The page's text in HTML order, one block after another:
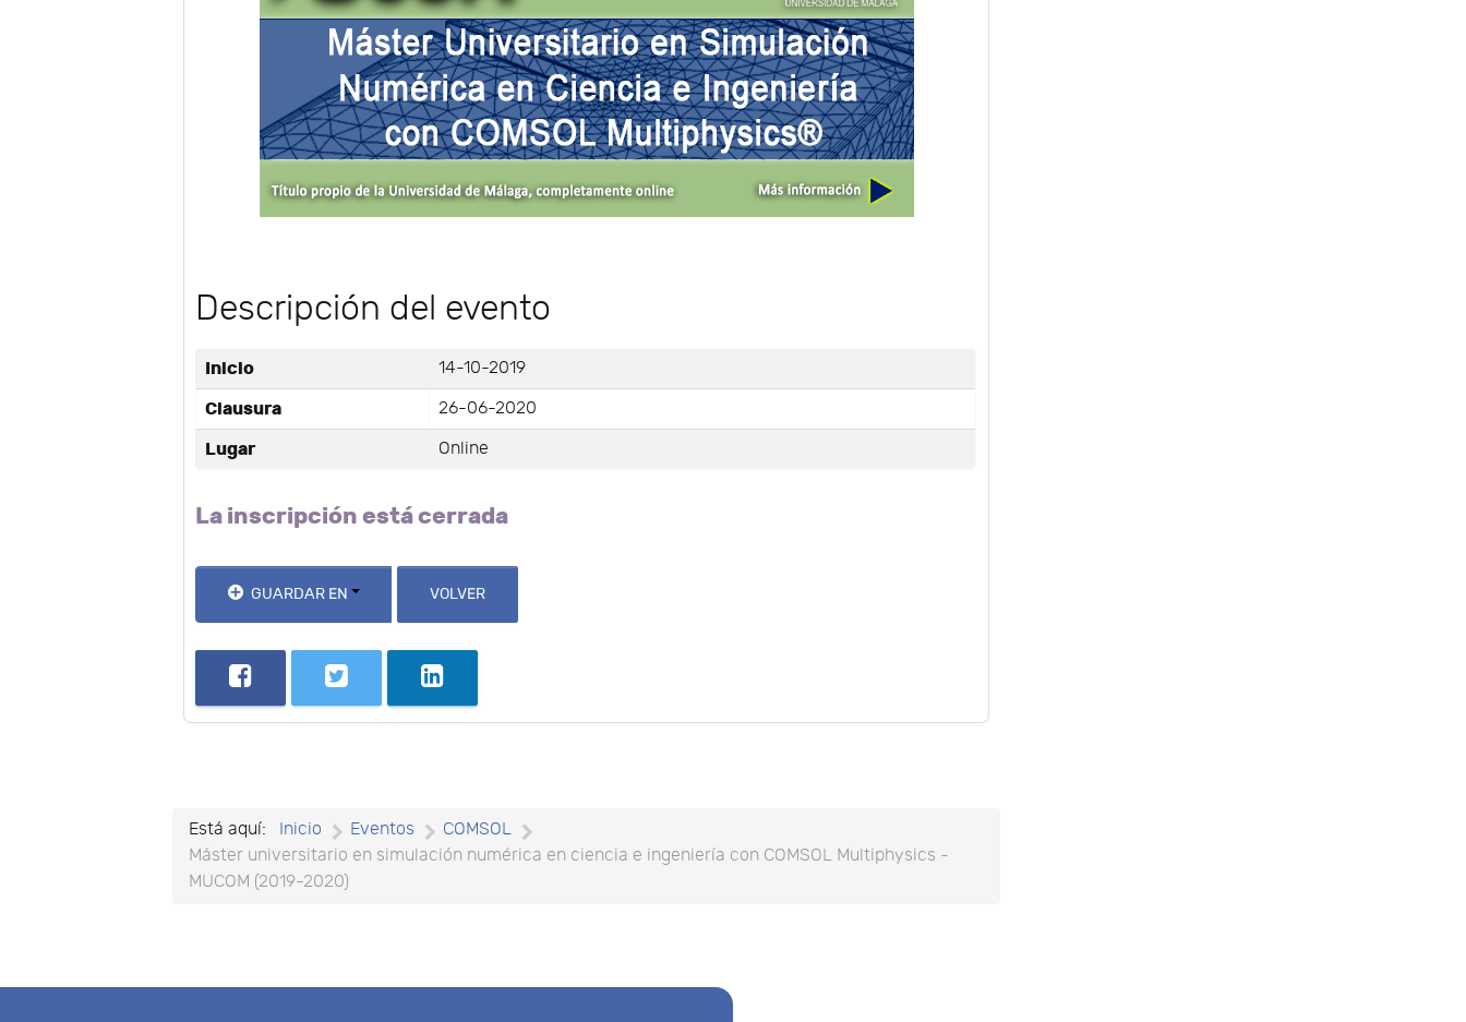
Descripción del evento
Inicio 14-10-2019
Clausura 26-06-2020
Lugar Online
La inscripción está cerrada
GUARDAR EN VOLVER
Está aquí: Inicio Eventos
COMSOL
Máster universitario en simulación numérica en ciencia e ingeniería con COMSOL Multiphysics -
MUCOM (2019-2020)